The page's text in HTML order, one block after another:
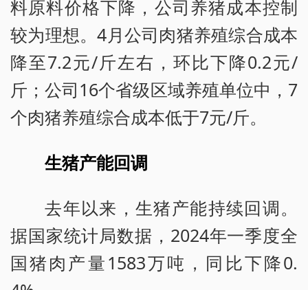
料原料价格下降，公司养猪成本控制
较为理想。4月公司肉猪养殖综合成本
降至7.2元/斤左右，环比下降0.2元/
斤；公司16个省级区域养殖单位中，7
个肉猪养殖综合成本低于7元/斤。
生猪产能回调
去年以来，生猪产能持续回调。
据国家统计局数据，2024年一季度全
国猪肉产量1583万吨，同比下降0.